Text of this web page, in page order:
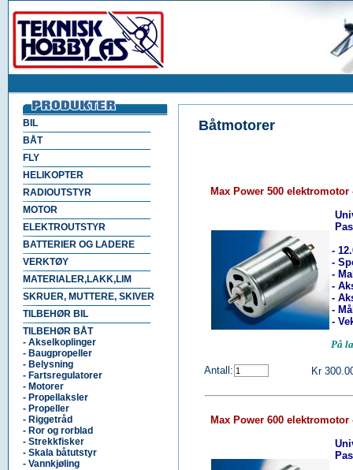
BIL
BÅT
FLY
HELIKOPTER
RADIOUTSTYR
MOTOR
ELEKTROUTSTYR
BATTERIER OG LADERE
VERKTØY
MATERIALER,LAKK,LIM
SKRUER, MUTTERE, SKIVER
TILBEHØR BIL
TILBEHØR BÅT
- Akselkoplinger
- Baugpropeller
- Belysning
- Fartsregulatorer
- Motorer
- Propellaksler
- Propeller
- Riggetråd
- Ror og rorblad
- Strekkfisker
- Skala båtutstyr
- Vannkjøling
Båtmotorer
Max Power 500 elektromotor
-
-
-
-
-
-
-
På
Antall: Kr
Max Power 600 elektromotor